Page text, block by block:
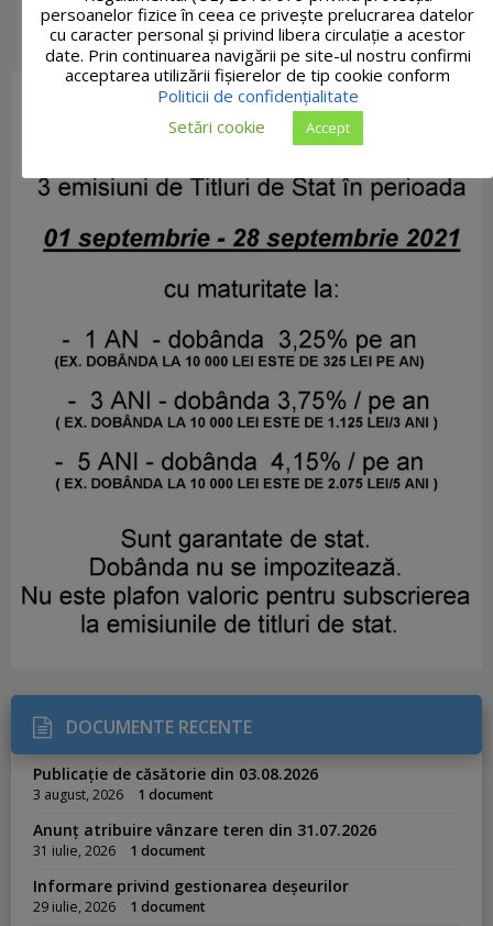
DOCUMENTE RECENTE
Publicație de căsătorie din 03.08.2026
3 august, 2026 1 document
Anunț atribuire vânzare teren din 31.07.2026
31 iulie, 2026 1 document
Informare privind gestionarea deșeurilor
29 iulie, 2026 1 document
persoanelor fizice în ceea ce privește prelucrarea datelor
cu caracter personal și privind libera circulație a acestor
date. Prin continuarea navigării pe site-ul nostru confirmi
acceptarea utilizării fişierelor de tip cookie conform
Politicii de confidențialitate
Setări cookie
Accept